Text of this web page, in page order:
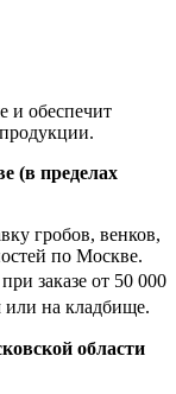
и обеспечит
(в пределах
гробов, венков,
по Москве.
заказе от 50 000
или на кладбище.
области